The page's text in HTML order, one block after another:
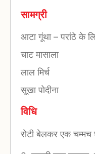
सामग्री
आटा गूंथा–परांठे के
चाट मासाला
लाल मिर्च
सूखा पोदीना
विधि
रोटी बेलकर एक चम्मच